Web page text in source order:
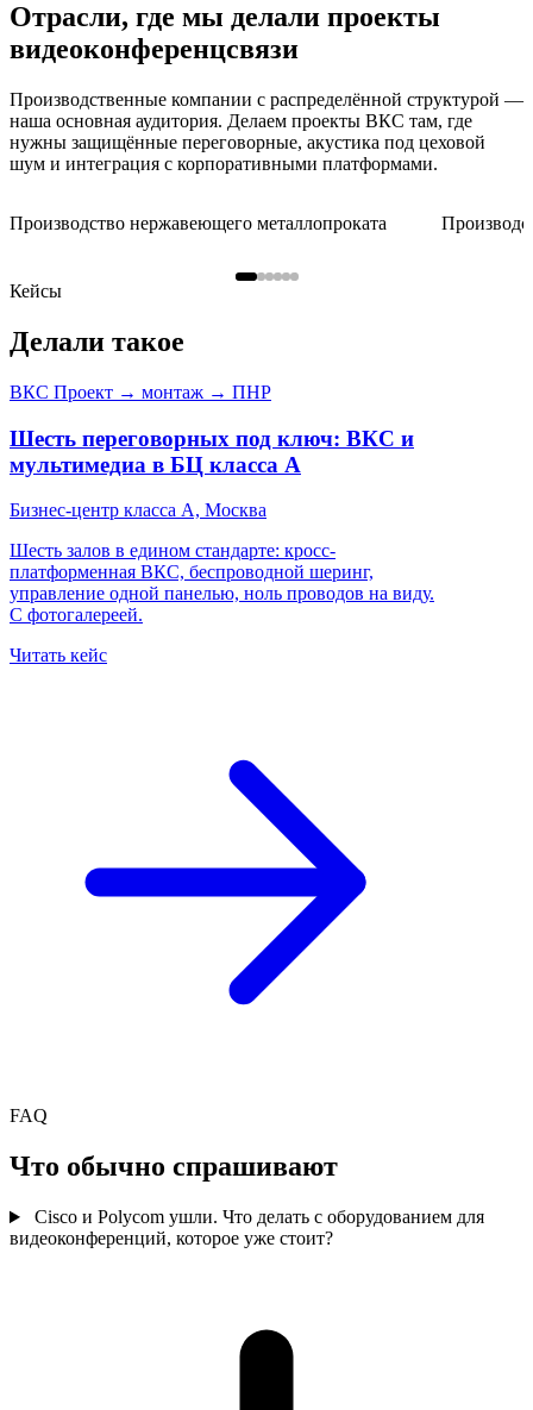
Отрасли, где мы делали проекты
видеоконференцсвязи
Производственные компании с распределённой структурой —
наша основная аудитория. Делаем проекты ВКС там, где
нужны защищённые переговорные, акустика под цеховой
шум и интеграция с корпоративными платформами.
Производство нержавеющего металлопроката
Кейсы
Делали такое
ВКС Проект → монтаж → ПНР
Шесть переговорных под ключ: ВКС и
мультимедиа в БЦ класса А
Бизнес-центр класса А, Москва
Шесть залов в едином стандарте: кросс-
платформенная ВКС, беспроводной шеринг,
управление одной панелью, ноль проводов на виду.
С фотогалереей.
Читать кейс
FAQ
Что обычно спрашивают
Cisco и Polycom ушли. Что делать с оборудованием для
видеоконференций, которое уже стоит?